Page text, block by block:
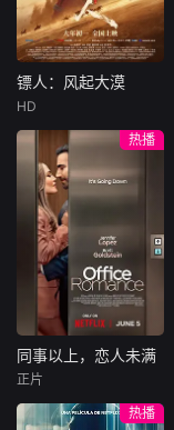
集。姜心羽遭人陷
害，只得与许雁真
结盟，彼时银行欲
将国宝名画低价卖
给外国人，许雁真
仿造名画、偷天换
日。几经波折，两
人联手在各方势力
的夹缝间巧妙周
旋，共历险阻，破
解重重困境。
镖人：风起大漠
于适
大漠之上，镖人、
官府、西域五大家
族等多方势力盘根
错节、暗潮涌动。
“天字第二号逃犯”
刀马接下特殊押镖
任务，和同伴一起
从西域护镖远赴长
安。不料，他们的
护送对象竟是“天字
郎……天下熙熙皆
镖人：风起大漠
HD
热播
同事以上，恋人未满
布雷特·戈德斯坦
同事以上，恋人未满
正片
热播